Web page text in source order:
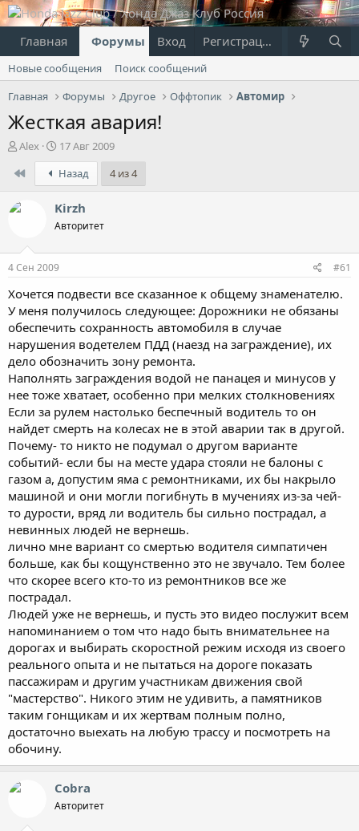
Главная Форумы Что нового?
Вход Регистрация
Новые сообщения
Поиск сообщений
Главная
Форумы Другое Оффтопик Автомир
Жесткая авария!
А
т
р
т
ы
Alex
Д
а
т
а
н
а
ч
17 Авг 2009
Назад 4 из 4
Kirzh
Авторитет
4 Сен 2009 #61
Хочется подвести все сказанное к общему знаменателю.
У меня получилось следующее: Дорожники не обязаны
обеспечить сохранность автомобиля в случае
нарушения водетелем ПДД (наезд на заграждение), их
дело обозначить зону ремонта.
Наполнять заграждения водой не панацея и минусов у
нее тоже хватает, особенно при мелких столкновениях
Если за рулем настолько беспечный водитель то он
найдет смерть на колесах не в этой аварии так в другой.
Почему- то никто не подумал о другом варианте
событий- если бы на месте удара стояли не балоны с
газом а, допустим яма с ремонтниками, их бы накрыло
машиной и они могли погибнуть в мучениях из-за чей-
то дурости, вряд ли водитель бы сильно пострадал, а
невинных людей не вернешь.
лично мне вариант со смертью водителя симпатичен
больше, как бы кощунственно это не звучало. Тем более
что скорее всего кто-то из ремонтников все же
пострадал.
Людей уже не вернешь, и пусть это видео послужит всем
напоминанием о том что надо быть внимательнее на
дорогах и выбирать скоростной режим исходя из своего
реального опыта и не пытаться на дороге показать
пассажирам и другим участникам движения свой
"мастерство". Никого этим не удивить, а памятников
таким гонщикам и их жертвам полным полно,
достаточно выехать на любую трассу и посмотреть на
обочину.
Cobra
Авторитет